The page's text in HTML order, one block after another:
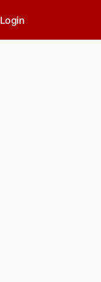
Login